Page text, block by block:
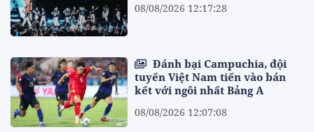
08/08/2026 12:17:28
Đánh bại Campuchia, đội
tuyển Việt Nam tiến vào bán
kết với ngôi nhất Bảng A
08/08/2026 12:07:08